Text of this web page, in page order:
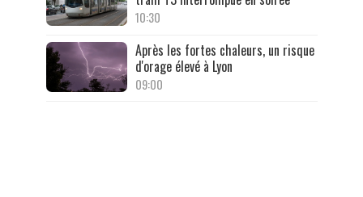
10:30
Après les fortes chaleurs, un risque
d'orage élevé à Lyon
09:00